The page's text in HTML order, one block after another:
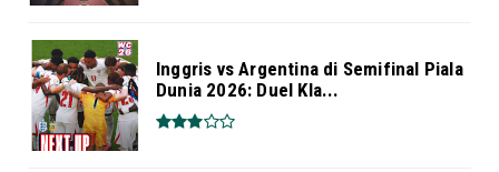
Inggris vs Argentina di Semifinal Piala
Dunia 2026: Duel Kla...